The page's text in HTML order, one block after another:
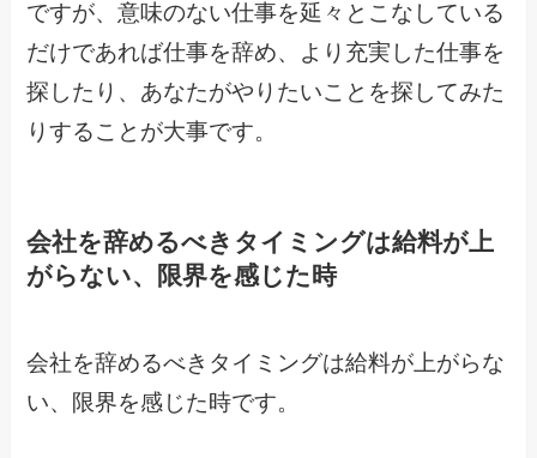
ですが、意味のない仕事を延々とこなしている
だけであれば仕事を辞め、より充実した仕事を
探したり、あなたがやりたいことを探してみた
りすることが大事です。
会社を辞めるべきタイミングは給料が上
がらない、限界を感じた時
会社を辞めるべきタイミングは給料が上がらな
い、限界を感じた時です。